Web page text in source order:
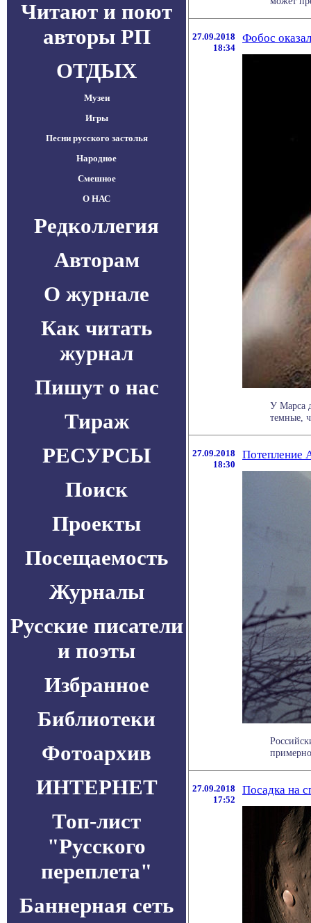
Читают и поют
авторы РП
ОТДЫХ
Музеи
Игры
Песни русского застолья
Народное
Смешное
О НАС
Редколлегия
Авторам
О журнале
Как читать
журнал
Пишут о нас
Тираж
РЕСУРСЫ
Поиск
Проекты
Посещаемость
Журналы
Русские писатели
и поэты
Избранное
Библиотеки
Фотоархив
ИНТЕРНЕТ
Топ-лист
"Русского
переплета"
Баннерная сеть
27.09.2018
18:34
Фобос
У Марса
темные,
27.09.2018
18:30
Потепление
примерно
27.09.2018
17:52
Посадка на